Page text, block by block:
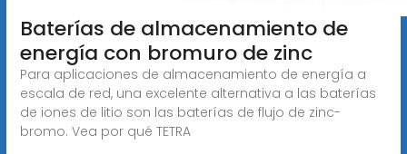
Baterías de almacenamiento de
energía con bromuro de zinc
Para aplicaciones de almacenamiento de energía a
escala de red, una excelente alternativa a las baterías
de iones de litio son las baterías de flujo de zinc-
bromo. Vea por qué TETRA